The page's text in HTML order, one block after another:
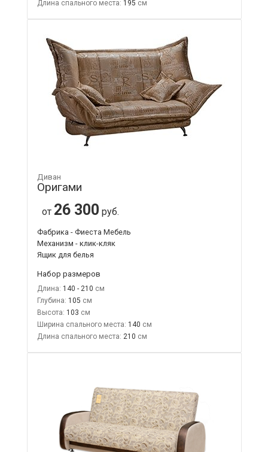
Длина спального места: 195
Диван
Оригами
от 26 300 руб.
Фабрика - Фиеста Мебель
Механизм - клик-кляк
Ящик для белья
Набор размеров
Длина: 140 - 210
Глубина: 105
Высота: 103
Ширина спального места: 140
Длина спального места: 210